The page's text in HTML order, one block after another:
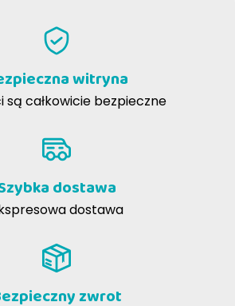
witryna
są całkowicie bezpieczne
dostawa
dostawa
zwrot